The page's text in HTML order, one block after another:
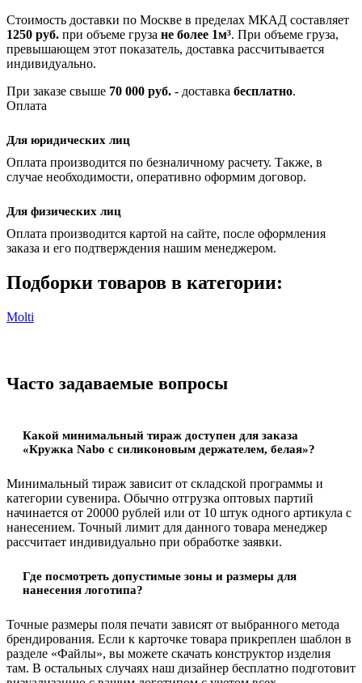
Стоимость доставки по Москве в пределах МКАД составляет
1250 руб. при объеме груза не более 1м³. При объеме груза,
превышающем этот показатель, доставка рассчитывается
индивидуально.
При заказе свыше 70 000 руб. - доставка бесплатно.
Оплата
Для юридических лиц
Оплата производится по безналичному расчету. Также, в
случае необходимости, оперативно оформим договор.
Для физических лиц
Оплата производится картой на сайте, после оформления
заказа и его подтверждения нашим менеджером.
Подборки товаров в категории:
Molti
Часто задаваемые вопросы
Какой минимальный тираж доступен для заказа
«Кружка Nabo с силиконовым держателем, белая»?
Минимальный тираж зависит от складской программы и
категории сувенира. Обычно отгрузка оптовых партий
начинается от 20000 рублей или от 10 штук одного артикула с
нанесением. Точный лимит для данного товара менеджер
рассчитает индивидуально при обработке заявки.
Где посмотреть допустимые зоны и размеры для
нанесения логотипа?
Точные размеры поля печати зависят от выбранного метода
брендирования. Если к карточке товара прикреплен шаблон в
разделе «Файлы», вы можете скачать конструктор изделия
там. В остальных случаях наш дизайнер бесплатно подготовит